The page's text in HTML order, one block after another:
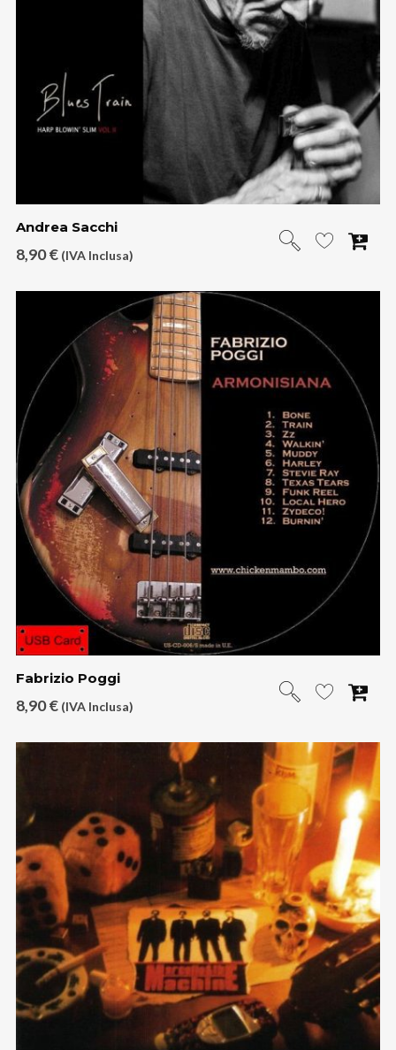
Andrea Sacchi
8,90€ (IVA Inclusa)
Fabrizio Poggi
8,90€ (IVA Inclusa)